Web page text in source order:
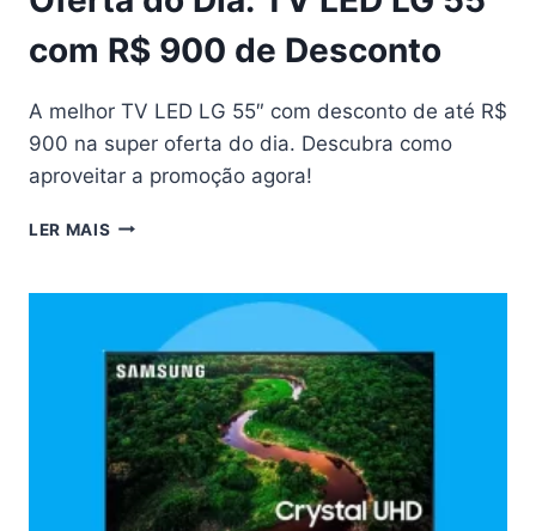
com R$ 900 de Desconto
A melhor TV LED LG 55″ com desconto de até R$
900 na super oferta do dia. Descubra como
aproveitar a promoção agora!
LER MAIS OFERTA
TV
LG
55″
COM
R$
900
DE
DESCONTO